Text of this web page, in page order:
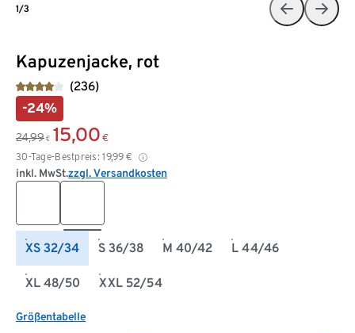
Kapuzenjacke, rot
(236)
-24%
24,99 € 15,00 €
30-Tage-Bestpreis: 19,99 €
inkl. MwSt.zzgl. Versandkosten
XS 32/34 S 36/38 M 40/42 L 44/46
XL 48/50 XXL 52/54
Größentabelle
1/3